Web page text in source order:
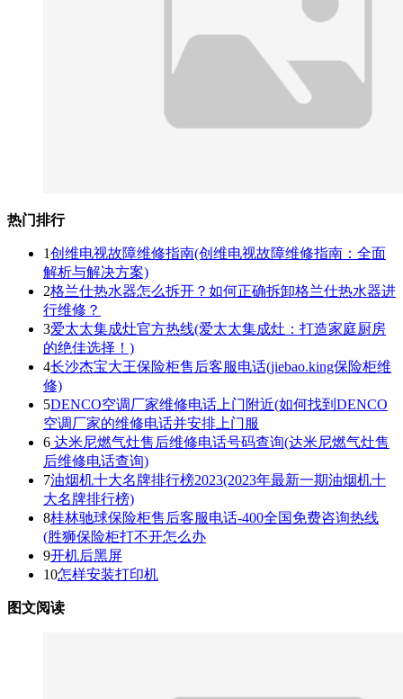
热门排行
1创维电视故障维修指南(创维电视故障维修指南：全面
解析与解决方案)
2格兰仕热水器怎么拆开？如何正确拆卸格兰仕热水器进
行维修？
3爱太太集成灶官方热线(爱太太集成灶：打造家庭厨房
的绝佳选择！)
4长沙杰宝大王保险柜售后客服电话(jiebao.king保险柜维
修)
5DENCO空调厂家维修电话上门附近(如何找到DENCO
空调厂家的维修电话并安排上门服
6 达米尼燃气灶售后维修电话号码查询(达米尼燃气灶售
后维修电话查询)
7油烟机十大名牌排行榜2023(2023年最新一期油烟机十
大名牌排行榜)
8桂林驰球保险柜售后客服电话-400全国免费咨询热线
(胜狮保险柜打不开怎么办
9开机后黑屏
10怎样安装打印机
图文阅读